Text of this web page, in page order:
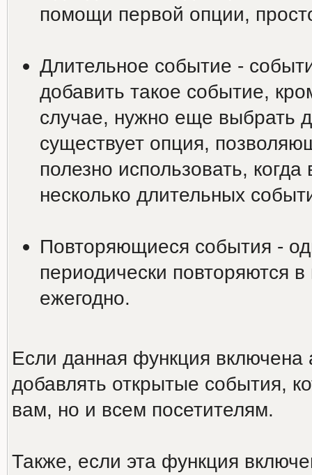
помощи первой опции,
Длительное событие -
добавить такое событие,
случае, нужно еще выбрать
существует опция,
полезно использовать,
несколько длительных
Повторяющиеся события -
периодически повторяются
ежегодно.
Если данная функция
добавлять открытые события,
вам, но и всем посетителям.
Также, если эта функция